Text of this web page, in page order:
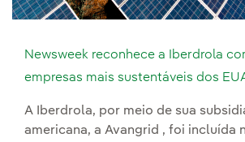
Newsweek reconhece a Iberdrola
empresas mais sustentáveis dos
A Iberdrola, por meio de sua
americana, a Avangrid , foi incluída